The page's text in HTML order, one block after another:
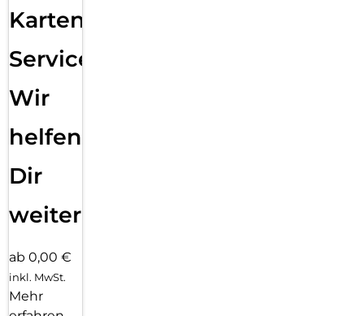
Karten
Service:
Wir
helfen
Dir
weiter
ab 0,00 €
inkl. MwSt.
Mehr